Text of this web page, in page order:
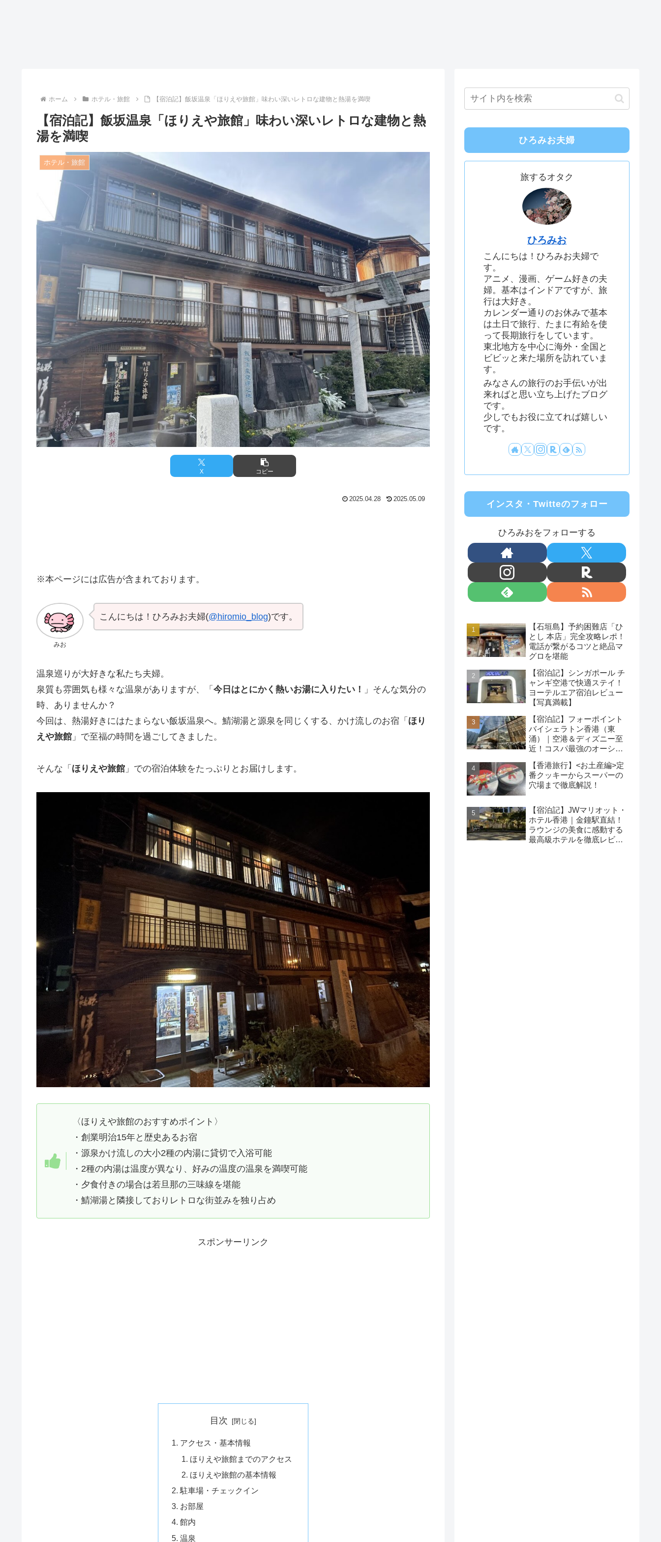
ホーム ホテル・旅館 【宿泊記】飯坂温泉「ほりえや旅館」味わい深いレトロな建物と熱湯を満喫
【宿泊記】飯坂温泉「ほりえや旅館」味わい深いレトロな建物と熱
湯を満喫
ホテル・旅館
X コピー
2025.04.28 2025.05.09
※本ページには広告が含まれております。
みお
こんにちは！ひろみお夫婦(@hiromio_blog)です。
温泉巡りが大好きな私たち夫婦。
泉質も雰囲気も様々な温泉がありますが、「 今日はとにかく熱いお湯に入りたい！
」そんな気分の
時、ありませんか？
今回は、熱湯好きにはたまらない飯坂温泉へ。鯖湖湯と源泉を同じくする、かけ流しのお宿「 ほり
えや旅館 」で至福の時間を過ごしてきました。
そんな「 ほりえや旅館 」での宿泊体験をたっぷりとお届けします。
〈ほりえや旅館のおすすめポイント〉
・創業明治15年と歴史あるお宿
・源泉かけ流しの大小2種の内湯に貸切で入浴可能
・2種の内湯は温度が異なり、好みの温度の温泉を満喫可能
・夕食付きの場合は若旦那の三味線を堪能
・鯖湖湯と隣接しておりレトロな街並みを独り占め
スポンサーリンク
目次
アクセス・基本情報
ほりえや旅館までのアクセス
ほりえや旅館の基本情報
駐車場・チェックイン
お部屋
館内
温泉
ひろみお夫婦
旅するオタク
ひろみお
こんにちは！ひろみお夫婦で
す。
アニメ、漫画、ゲーム好きの夫
婦。基本はインドアですが、旅
行は大好き。
カレンダー通りのお休みで基本
は土日で旅行、たまに有給を使
って長期旅行をしています。
東北地方を中心に海外・全国と
ビビッと来た場所を訪れていま
す。
みなさんの旅行のお手伝いが出
来ればと思い立ち上げたブログ
です。
少しでもお役に立てれば嬉しい
です。
インスタ・Twitteのフォロー
ひろみおをフォローする
【石垣島】予約困難店「ひ
とし 本店」完全攻略レポ！
電話が繋がるコツと絶品マ
グロを堪能
【宿泊記】シンガポール チ
ャンギ空港で快適ステイ！
ヨーテルエア宿泊レビュー
【写真満載】
【宿泊記】フォーポイント
バイシェラトン香港（東
涌）｜空港＆ディズニー至
近！コスパ最強のオーシャ
ュー
【香港旅行】<お土産編>定
番クッキーからスーパーの
穴場まで徹底解説！
【宿泊記】JWマリオット・
ホテル香港｜金鐘駅直結！
ラウンジの美食に感動する
最高級ホテルを徹底レビュ